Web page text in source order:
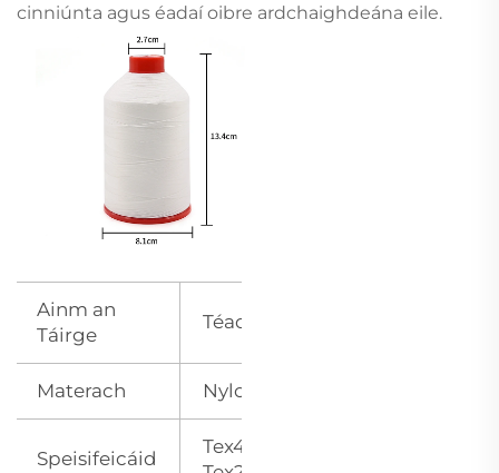
cinniúnta agus éadaí oibre ardchaighdeána eile.
Ainm an
Táirge
Téad coscruithe poliastar
Materach Nylon& Poliastar
Speisifeicáid
Tex45, Tex70, Tex135, Tex210,